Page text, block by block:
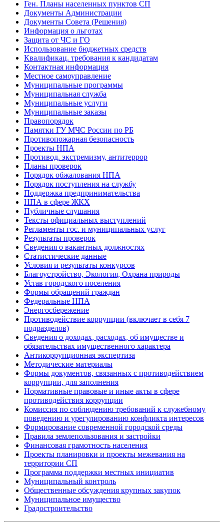
Ген. Планы населенных пунктов СП
Документы Администрации
Документы Совета (Решения)
Информация о льготах
Защита от ЧС и ГО
Использование бюджетных средств
Квалификац. требования к кандидатам
Контактная информация
Местное самоуправление
Муниципальные программы
Муниципальная служба
Муниципальные услуги
Муниципальные заказы
Правопорядок
Памятки ГУ МЧС России по РБ
Противопожарная безопасность
Проекты НПА
Противод. экстремизму, антитеррор
Планы проверок
Порядок обжалования НПА
Порядок поступления на службу
Поддержка предпринимательства
НПА в сфере ЖКХ
Публичные слушания
Тексты официальных выступлений
Регламенты гос. и муниципальных услуг
Результаты проверок
Сведения о вакантных должностях
Статистические данные
Условия и результаты конкурсов
Благоустройство, Экология, Охрана природы
Устав городского поселения
Формы обращений граждан
Федеральные НПА
Энергосбережение
Противодействие коррупции (включает в себя 7
подразделов)
Сведения о доходах, расходах, об имуществе и
обязательствах имущественного характера
Антикоррупционная экспертиза
Методические материалы
Формы документов, связанных с противодействием
коррупции, для заполнения
Нормативные правовые и иные акты в сфере
противодействия коррупции
Комиссия по соблюдению требований к служебному
поведению и урегулированию конфликта интересов
Формирование современной городской среды
Правила землепользования и застройки
Финансовая грамотность населения
Проекты планировки и проекты межевания на
территории СП
Программа поддержки местных инициатив
Муниципальный контроль
Общественные обсуждения крупных закупок
Муниципальное имущество
Градостроительство